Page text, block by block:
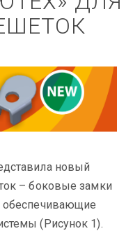
новый
– боковые замки
(Рисунок 1).